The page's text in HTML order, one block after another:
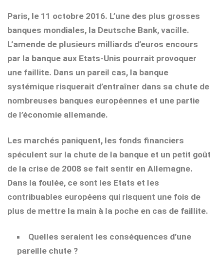
Paris, le 11 octobre 2016. L’une des plus grosses
banques mondiales, la Deutsche Bank, vacille.
L’amende de plusieurs milliards d’euros encours
par la banque aux Etats-Unis pourrait provoquer
une faillite. Dans un pareil cas, la banque
systémique risquerait d’entraîner dans sa chute de
nombreuses banques européennes et une partie
de l’économie allemande.
Les marchés paniquent, les fonds financiers
spéculent sur la chute de la banque et un petit goût
de la crise de 2008 se fait sentir en Allemagne.
Dans la foulée, ce sont les Etats et les
contribuables européens qui risquent une fois de
plus de mettre la main à la poche en cas de faillite.
Quelles seraient les conséquences d’une
pareille chute ?